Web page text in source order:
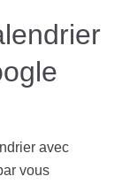
avec
vous